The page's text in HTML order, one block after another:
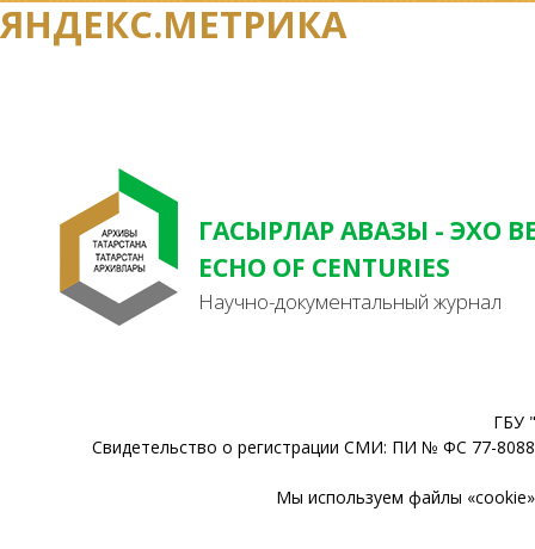
ЯНДЕКС.МЕТРИКА
ГАСЫРЛАР АВАЗЫ - ЭХО
ECHO OF CENTURIES
Научно-документальный журнал
ГБУ
Свидетельство о регистрации СМИ: ПИ № ФС 77-
Мы используем файлы «cookie»